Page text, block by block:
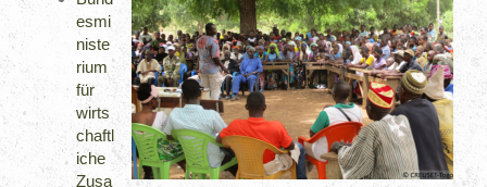
esmi
niste
rium
für
wirts
chaftl
iche
Zusa